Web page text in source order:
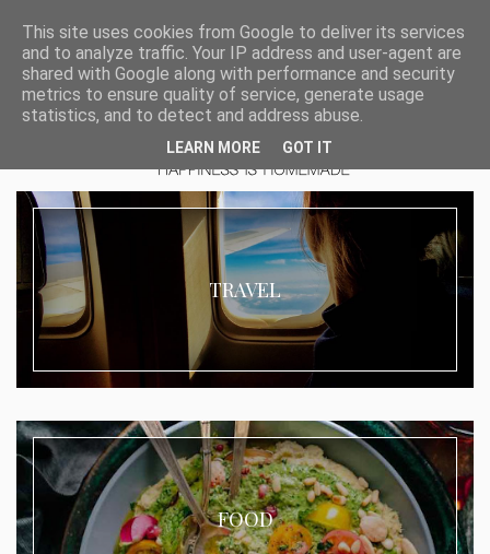
TRAVEL
FOOD
This site uses cookies from Google to deliver its services
and to analyze traffic. Your IP address and user-agent are
shared with Google along with performance and security
metrics to ensure quality of service, generate usage
statistics, and to detect and address abuse.
LEARN MORE GOT IT